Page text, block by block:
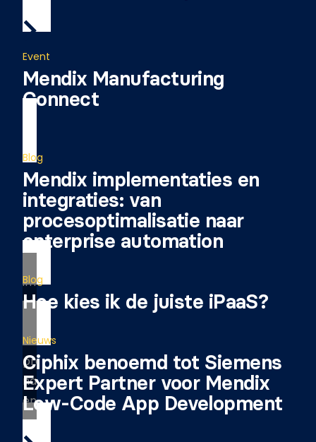
Event
Mendix Manufacturing
Connect
Blog
Mendix implementaties en
integraties: van
procesoptimalisatie naar
enterprise automation
Blog
Hoe kies ik de juiste iPaaS?
Nieuws
Ciphix benoemd tot Siemens
Expert Partner voor Mendix
Low-Code App Development